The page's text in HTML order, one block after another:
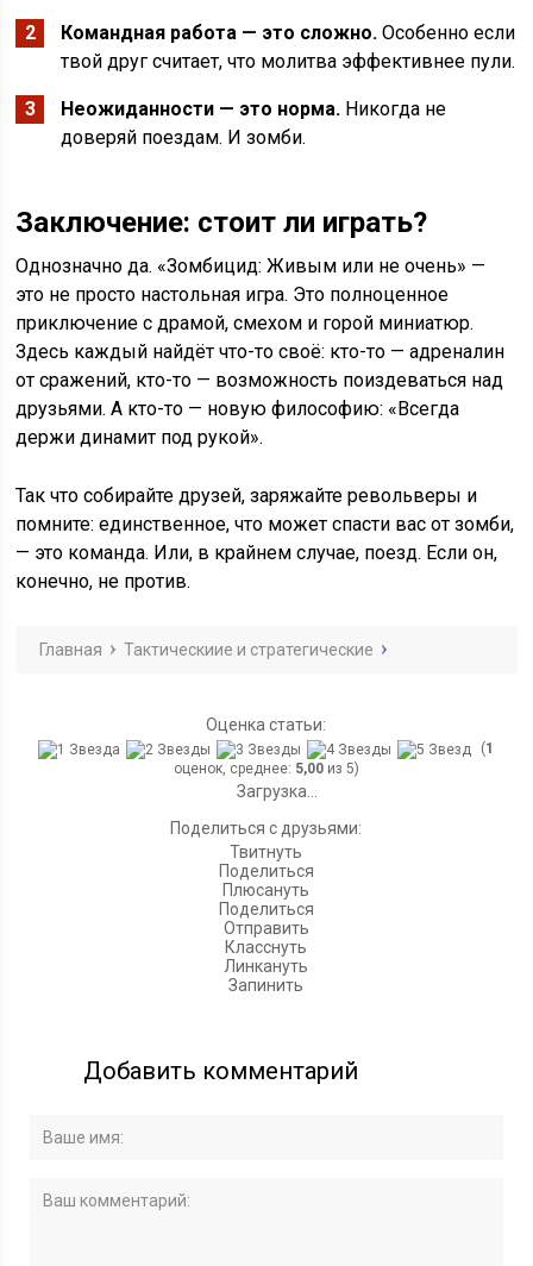
Командная работа — это сложно. Особенно если
твой друг считает, что молитва эффективнее пули.
Неожиданности — это норма. Никогда не
доверяй поездам. И зомби.
Заключение: стоит ли играть?
Однозначно да. «Зомбицид: Живым или не очень» —
это не просто настольная игра. Это полноценное
приключение с драмой, смехом и горой миниатюр.
Здесь каждый найдёт что-то своё: кто-то — адреналин
от сражений, кто-то — возможность поиздеваться над
друзьями. А кто-то — новую философию: «Всегда
держи динамит под рукой».
Так что собирайте друзей, заряжайте револьверы и
помните: единственное, что может спасти вас от зомби,
— это команда. Или, в крайнем случае, поезд. Если он,
конечно, не против.
Главная Тактическиие и стратегические
Оценка статьи:
(1
оценок, среднее: 5,00из 5)
Загрузка...
Поделиться с друзьями:
Твитнуть
Поделиться
Плюсануть
Поделиться
Отправить
Класснуть
Линкануть
Запинить
Добавить комментарий